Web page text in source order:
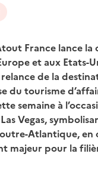
France lance la
et aux Etats-
de la
du tourisme
semaine à
Vegas,
Atlantique, en
majeur pour la